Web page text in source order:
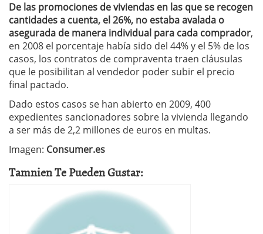
De las promociones de viviendas en las que se recogen
cantidades a cuenta, el 26%, no estaba avalada o
asegurada de manera individual para cada comprador,
en 2008 el porcentaje había sido del 44% y el 5% de los
casos, los contratos de compraventa traen cláusulas
que le posibilitan al vendedor poder subir el precio
final pactado.
Dado estos casos se han abierto en 2009, 400
expedientes sancionadores sobre la vivienda llegando
a ser más de 2,2 millones de euros en multas.
Imagen: Consumer.es
Tamnien Te Pueden Gustar: